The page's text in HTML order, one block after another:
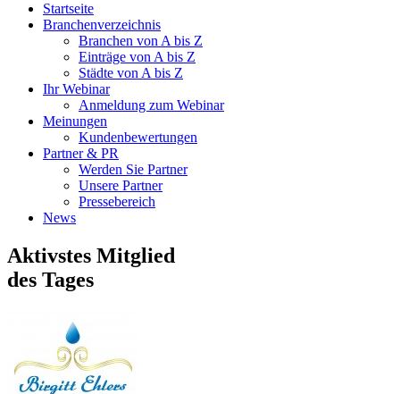
Startseite
Branchenverzeichnis
Branchen von A bis Z
Einträge von A bis Z
Städte von A bis Z
Ihr Webinar
Anmeldung zum Webinar
Meinungen
Kundenbewertungen
Partner & PR
Werden Sie Partner
Unsere Partner
Pressebereich
News
Aktivstes Mitglied
des Tages